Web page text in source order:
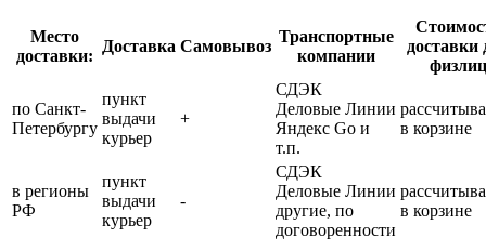
Место
доставки:
Доставка Самовывоз
Транспортные
компании
доставки
физлиц
по Санкт-
Петербургу
пункт
выдачи
курьер
+
СДЭК
Деловые Линии
Яндекс Go и
т.п.
в корзине
в регионы
РФ
пункт
выдачи
курьер
-
СДЭК
Деловые Линии
другие, по
договоренности
в корзине